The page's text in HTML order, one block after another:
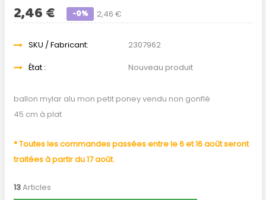
2,46 €
2,46 € -0%
SKU / Fabricant:
2307962
État :
Nouveau produit
ballon mylar alu mon petit poney vendu non gonflé
45 cm à plat
* Toutes les commandes passées entre le 6 et 16 août seront
traitées à partir du 17 août.
13Articles